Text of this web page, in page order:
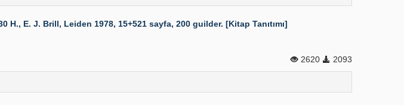
E. J. Brill, Leiden 1978, 15+521 sayfa, 200 guilder. [Kitap Tanıtımı]
2620 2093